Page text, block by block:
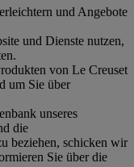
und Angebote
und Dienste nutzen,
von Le Creuset
um Sie über
unseres
die
beziehen, schicken wir
Sie über die